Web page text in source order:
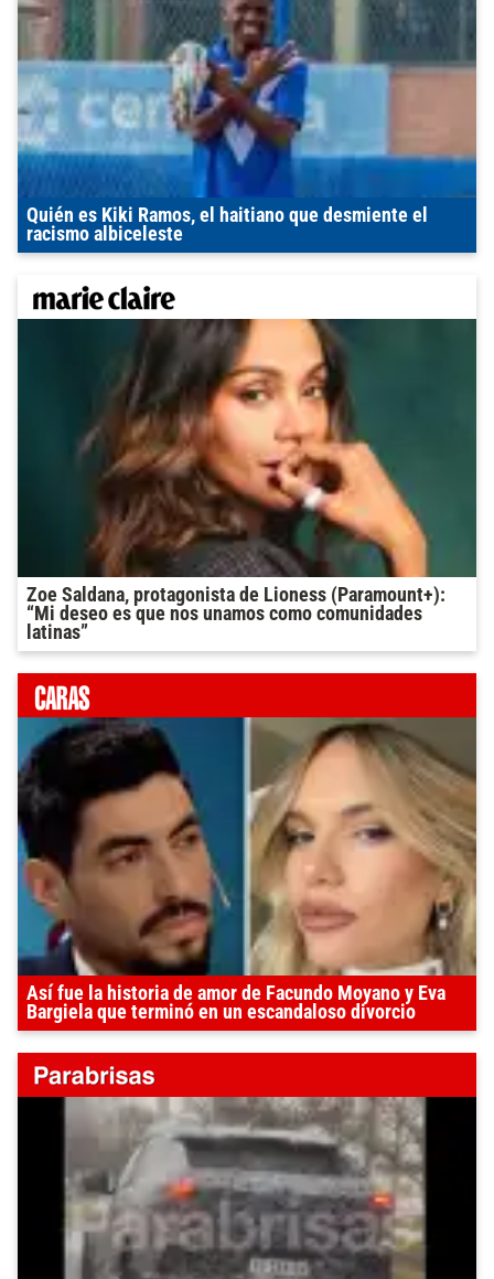
Quién es Kiki Ramos, el haitiano que desmiente el
racismo albiceleste
Zoe Saldana, protagonista de Lioness (Paramount+):
“Mi deseo es que nos unamos como comunidades
latinas”
Así fue la historia de amor de Facundo Moyano y Eva
Bargiela que terminó en un escandaloso divorcio